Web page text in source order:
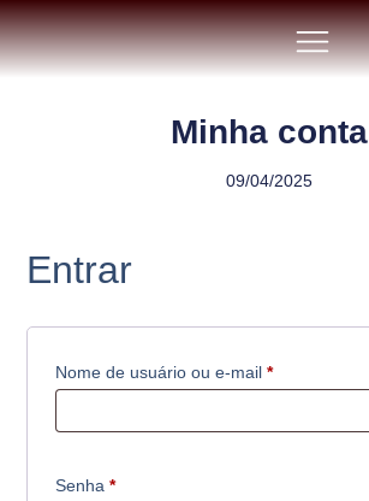
Minha conta
09/04/2025
Entrar
Nome de usuário ou e-mail*
Senha*